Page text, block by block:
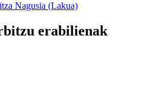
Nagusia (Lakua)
erabilienak